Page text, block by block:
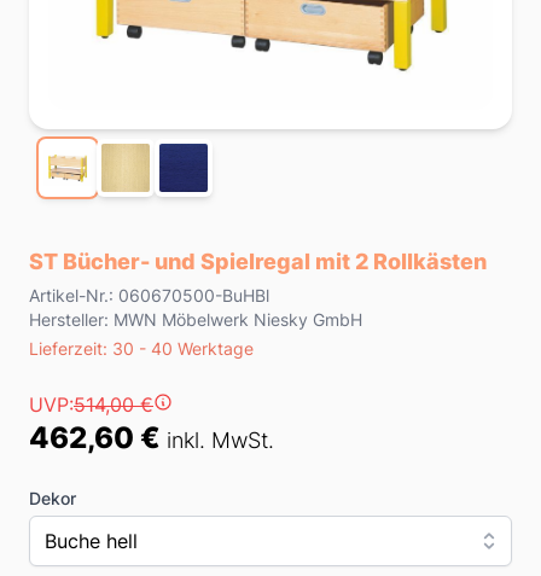
ST Bücher- und Spielregal mit 2 Rollkästen
Product information
Artikel-Nr.: 060670500-BuHBl
Hersteller: MWN Möbelwerk Niesky GmbH
Lieferzeit
Lieferzeit: 30 - 40 Werktage
Preis
UVP:514,00 €
462,60 € inkl. MwSt.
Dekor
Buche hell